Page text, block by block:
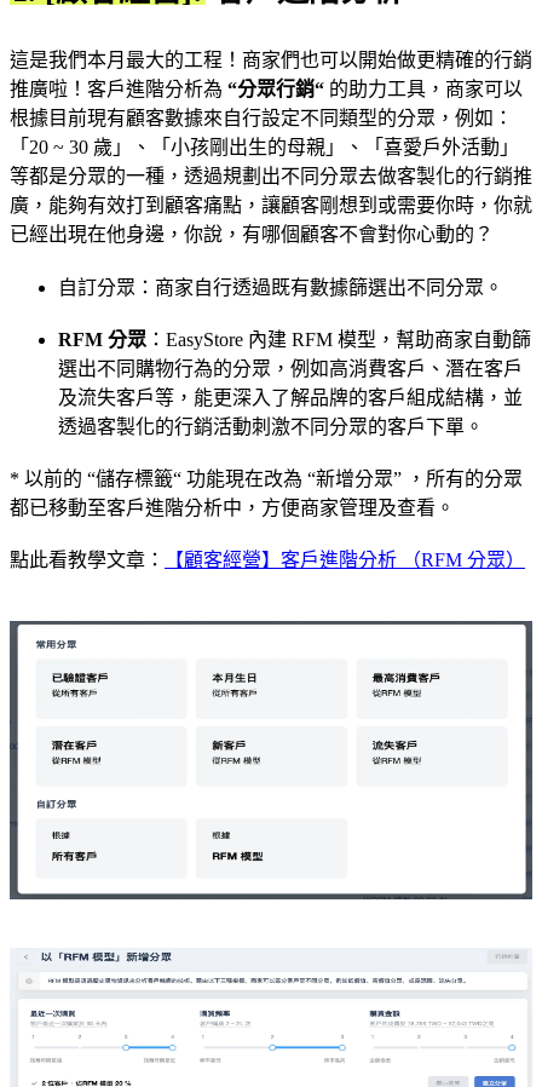
這是我們本月最大的工程！商家們也可以開始做更精確的行銷
推廣啦！客戶進階分析為 “分眾行銷“ 的助力工具，商家可以
根據目前現有顧客數據來自行設定不同類型的分眾，例如：
「20 ~ 30 歲」、「小孩剛出生的母親」、「喜愛戶外活動」
等都是分眾的一種，透過規劃出不同分眾去做客製化的行銷推
廣，能夠有效打到顧客痛點，讓顧客剛想到或需要你時，你就
已經出現在他身邊，你說，有哪個顧客不會對你心動的？
自訂分眾：商家自行透過既有數據篩選出不同分眾。
RFM 分眾 ：EasyStore 內建 RFM 模型，幫助商家自動篩
選出不同購物行為的分眾，例如高消費客戶、潛在客戶
及流失客戶等，能更深入了解品牌的客戶組成結構，並
透過客製化的行銷活動刺激不同分眾的客戶下單。
* 以前的 “儲存標籤“ 功能現在改為 “新增分眾” ，所有的分眾
都已移動至客戶進階分析中，方便商家管理及查看。
點此看教學文章： 【顧客經營】客戶進階分析 （RFM 分眾）